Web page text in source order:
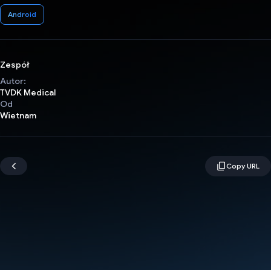
Android
Zespół
Autor:
TVDK Medical
Od
Wietnam